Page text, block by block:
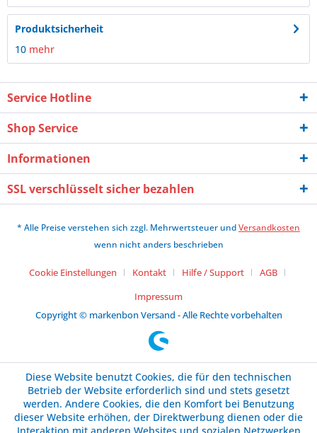
Produktsicherheit
10 mehr
Service Hotline
Shop Service
Informationen
SSL verschlüsselt sicher bezahlen
* Alle Preise verstehen sich zzgl. Mehrwertsteuer undVersandkosten
wenn nicht anders beschrieben
Cookie Einstellungen Kontakt Hilfe / Support
AGB
Impressum
Copyright © markenbon Versand - Alle Rechte vorbehalten
Diese Website benutzt Cookies, die für den technischen
Betrieb der Website erforderlich sind und stets gesetzt
werden. Andere Cookies, die den Komfort bei Benutzung
dieser Website erhöhen, der Direktwerbung dienen oder die